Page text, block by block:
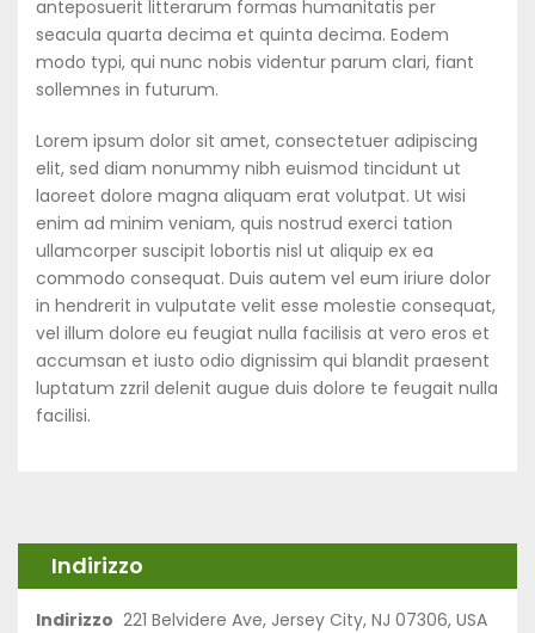
anteposuerit litterarum formas humanitatis per
seacula quarta decima et quinta decima. Eodem
modo typi, qui nunc nobis videntur parum clari, fiant
sollemnes in futurum.
Lorem ipsum dolor sit amet, consectetuer adipiscing
elit, sed diam nonummy nibh euismod tincidunt ut
laoreet dolore magna aliquam erat volutpat. Ut wisi
enim ad minim veniam, quis nostrud exerci tation
ullamcorper suscipit lobortis nisl ut aliquip ex ea
commodo consequat. Duis autem vel eum iriure dolor
in hendrerit in vulputate velit esse molestie consequat,
vel illum dolore eu feugiat nulla facilisis at vero eros et
accumsan et iusto odio dignissim qui blandit praesent
luptatum zzril delenit augue duis dolore te feugait nulla
facilisi.
Indirizzo
Indirizzo 221 Belvidere Ave, Jersey City, NJ 07306, USA